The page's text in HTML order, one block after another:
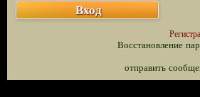
Вход
Восстановление
отправить